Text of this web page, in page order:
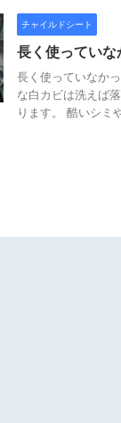
チャイルドシート
長く使ってい
長く使っていなか
な白カビは洗えば
ります。 酷いシミ